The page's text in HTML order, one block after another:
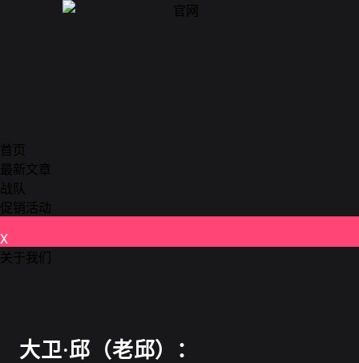
首页
最新文章
战队
促销活动
X
关于我们
大卫·邱（老邱）：